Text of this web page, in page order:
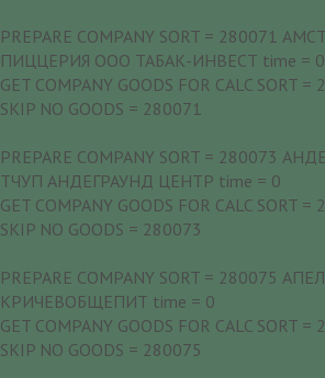
PREPARE COMPANY SORT = 280071
ПИЦЦЕРИЯ ООО ТАБАК-ИНВЕСТ time = 0
GET COMPANY GOODS FOR CALC SORT
SKIP NO GOODS = 280071
PREPARE COMPANY SORT = 280073
ТЧУП АНДЕГРАУНД ЦЕНТР time = 0
GET COMPANY GOODS FOR CALC SORT
SKIP NO GOODS = 280073
PREPARE COMPANY SORT = 280075
КРИЧЕВОБЩЕПИТ time = 0
GET COMPANY GOODS FOR CALC SORT
SKIP NO GOODS = 280075